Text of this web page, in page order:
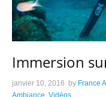
Immersion
janvier 10, 2016 by France